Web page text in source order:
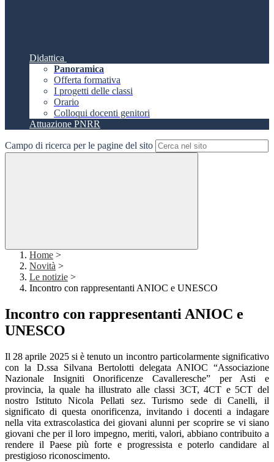
Didattica
Panoramica
Offerta formativa
I progetti delle classi
Orario
Colloqui docenti genitori
Attuazione PNRR
Campo di ricerca per le pagine del sito
Home >
Novità >
Le notizie >
Incontro con rappresentanti ANIOC e UNESCO
Incontro con rappresentanti ANIOC e
UNESCO
Il 28 aprile 2025 si è tenuto un incontro particolarmente significativo
con la D.ssa Silvana Bertolotti delegata ANIOC “Associazione
Nazionale Insigniti Onorificenze Cavalleresche” per Asti e
provincia, la quale ha illustrato alle classi 3CT, 4CT e 5CT del
nostro Istituto Nicola Pellati sez. Turismo sede di Canelli, il
significato di questa onorificenza, invitando i docenti a indagare
nella vita extrascolastica dei giovani alunni per scoprire se vi siano
giovani che per il loro impegno, meriti, valori, abbiano contribuito a
rendere il Paese più forte e progressista e poterlo candidare al
prestigioso riconoscimento.